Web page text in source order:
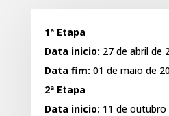
1ª Etapa
Data inicio: 27 de abril de
Data fim: 01 de maio de
2ª Etapa
Data inicio: 11 de outubro